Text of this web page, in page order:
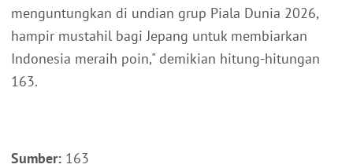
menguntungkan di undian grup Piala Dunia 2026,
hampir mustahil bagi Jepang untuk membiarkan
Indonesia meraih poin," demikian hitung-hitungan
163.
Sumber: 163